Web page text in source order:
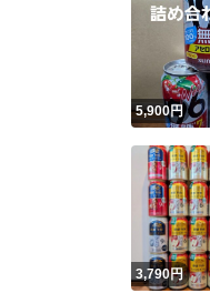
5,900円
3,790円